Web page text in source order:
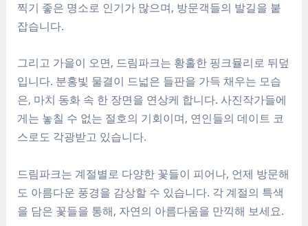
찍기 좋은 명소로 인기가 많으며, 방문객들의 발길을 붙
잡습니다.
그리고 가을이 오면, 드림파크는 황홀한 핑크뮬리로 뒤덮
입니다. 분홍빛 물결이 드넓은 들판을 가득 채우는 모습
은, 마치 동화 속 한 장면을 연상케 합니다. 사진작가들에
게는 놓칠 수 없는 절호의 기회이며, 연인들의 데이트 코
스로도 각광받고 있습니다.
드림파크는 계절별로 다양한 꽃들이 피어나, 언제 방문해
도 아름다운 풍경을 감상할 수 있습니다. 각 계절의 특색
을 담은 꽃들을 통해, 자연의 아름다움을 만끽해 보세요.